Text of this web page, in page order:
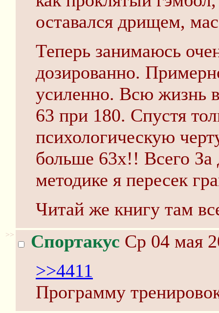
оставался дрищем,
Теперь занимаюсь
дозированно.
усиленно. Всю жизнь
63 при 180. Спустя
психологическую
больше 63х!! Всего За
методике я пересек
Читай же книгу там
>> Спортакус Ср 04 мая
>>4411
Программу